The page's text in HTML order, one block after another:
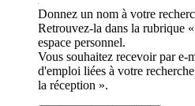
Donnez un nom à votre
Retrouvez-la dans la rubrique
espace personnel.
Vous souhaitez recevoir par e-
d'emploi liées à votre
la réception ».